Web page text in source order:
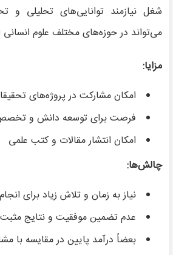
شغل نیازمند توانایی‌های تحلیلی
می‌تواند در حوزه‌های مختلف علوم
مزایا:
امکان مشارکت در پروژه‌های
فرصت برای توسعه دانش و
امکان انتشار مقالات و کتب علمی
چالش‌ها:
نیاز به زمان و تلاش زیاد برای
عدم تضمین موفقیت و نتایج مثبت
بعضاً درآمد پایین در مقایسه با